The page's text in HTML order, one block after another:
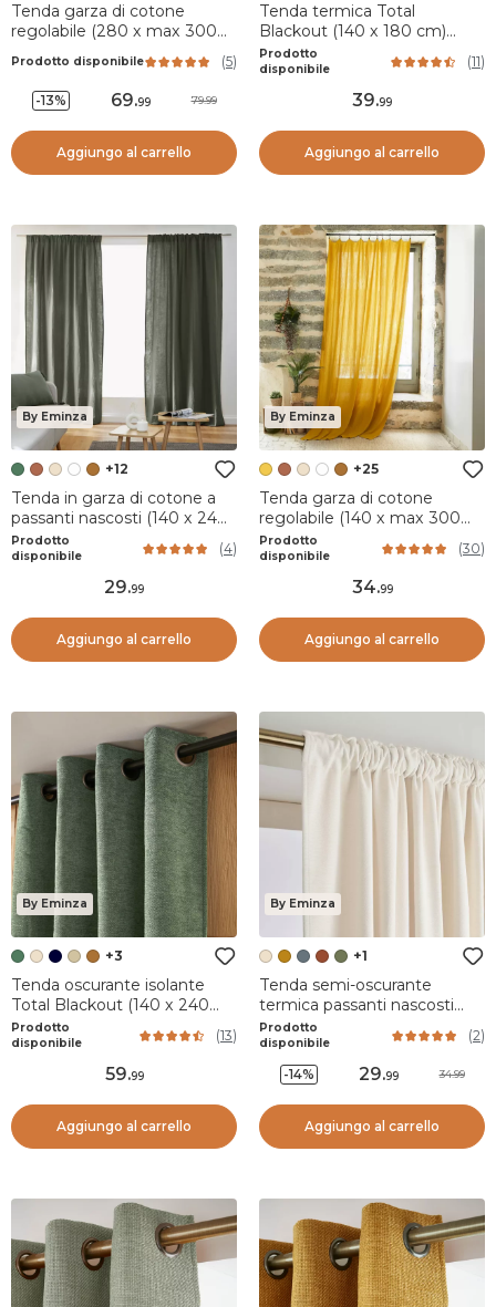
Tenda garza di cotone
regolabile (280 x max 300
Prodotto disponibile (5)
-13% 69.99 79.99
Aggiungo al carrello
Tenda termica Total
Blackout (140 x 180 cm)
Magnus Beige pampa
Prodotto
disponibile
(11)
39.99
Aggiungo al carrello
By Eminza
+12
Tenda in garza di cotone a
passanti nascosti (140 x 240
cm) Gaïa Verde rosmarino
Prodotto
disponibile
(4)
29.99
Aggiungo al carrello
By Eminza
+25
Tenda garza di cotone
regolabile (140 x max 300
cm) Gaïa Giallo zafferano
Prodotto
disponibile
(30)
34.99
Aggiungo al carrello
By Eminza
+3
Tenda oscurante isolante
Total Blackout (140 x 240
cm) Magnus Verde
rosmarino
Prodotto
disponibile
(13)
59.99
Aggiungo al carrello
By Eminza
+1
Tenda semi-oscurante
termica passanti nascosti
(140 x 240 cm) Minuit Beige
sabbia
Prodotto
disponibile
(2)
-14% 29.99 34.99
Aggiungo al carrello